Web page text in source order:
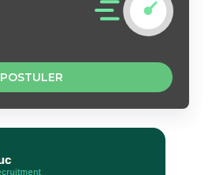
POSTULER